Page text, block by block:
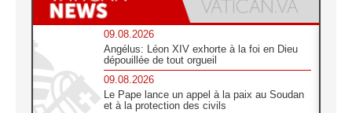
09.08.2026
Angélus: Léon XIV exhorte à la foi en Dieu
dépouillée de tout orgueil
09.08.2026
Le Pape lance un appel à la paix au Soudan
et à la protection des civils